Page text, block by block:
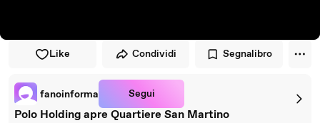
Like Condividi Segnalibro
fanoinforma Segui
Polo Holding apre Quartiere San Martino